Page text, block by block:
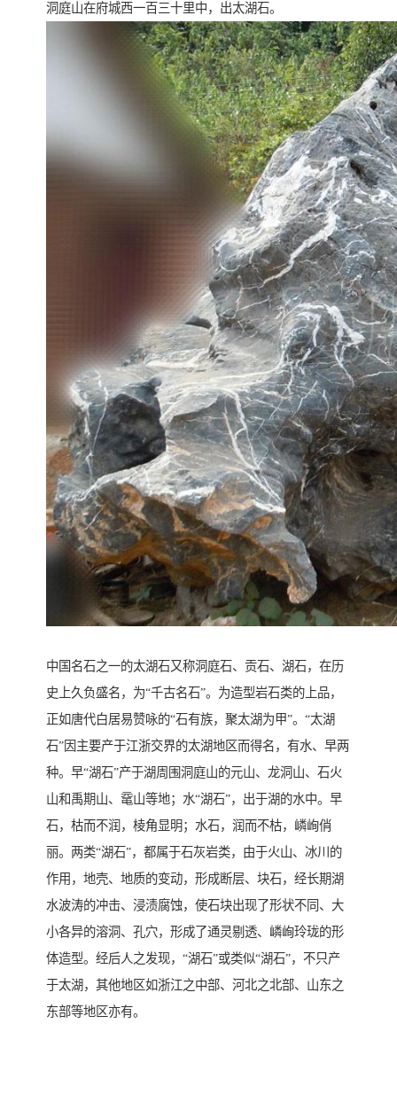
洞庭山在府城西一百三十里中，出太湖石。
中国名石之一的太湖石又称洞庭石、贡石、湖石，在历
史上久负盛名，为“千古名石”。为造型岩石类的上品，
正如唐代白居易赞咏的“石有族，聚太湖为甲”。“太湖
石”因主要产于江浙交界的太湖地区而得名，有水、早两
种。早“湖石”产于湖周围洞庭山的元山、龙洞山、石火
山和禹期山、鼋山等地；水“湖石”，出于湖的水中。早
石，枯而不润，棱角显明；水石，润而不枯，嶙峋俏
丽。两类“湖石”，都属于石灰岩类，由于火山、冰川的
作用，地壳、地质的变动，形成断层、块石，经长期湖
水波涛的冲击、浸渍腐蚀，使石块出现了形状不同、大
小各异的溶洞、孔穴，形成了通灵剔透、嶙峋玲珑的形
体造型。经后人之发现，“湖石”或类似“湖石”，不只产
于太湖，其他地区如浙江之中部、河北之北部、山东之
东部等地区亦有。